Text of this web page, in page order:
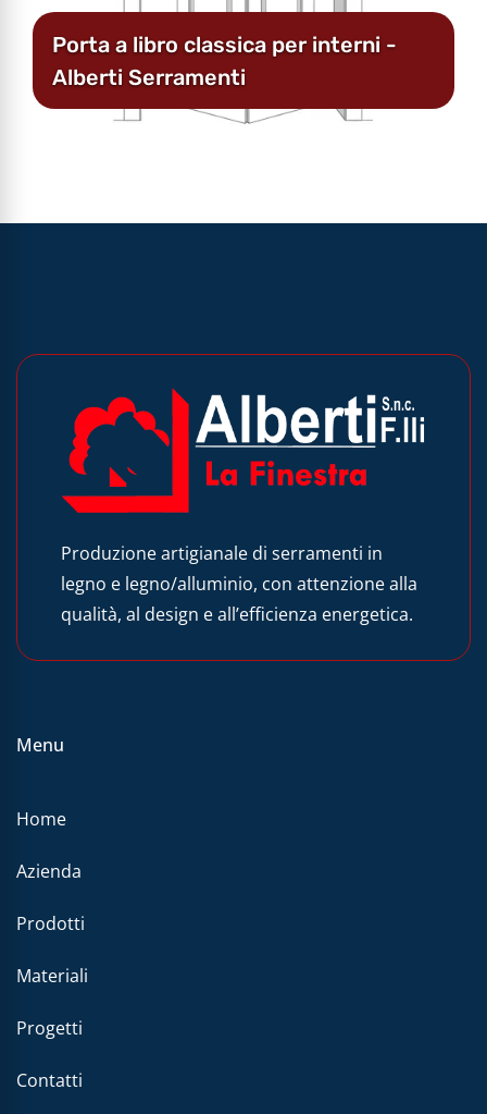
Porta a libro classica per interni -
Alberti Serramenti
Produzione artigianale di serramenti in
legno e legno/alluminio, con attenzione alla
qualità, al design e all’efficienza energetica.
Menu
Home
Azienda
Prodotti
Materiali
Progetti
Contatti